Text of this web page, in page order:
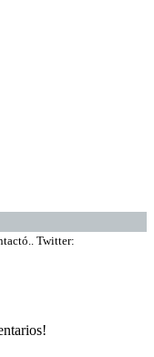
Twitter: